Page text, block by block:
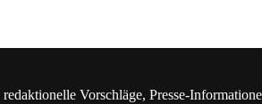
Vorschläge, Presse-